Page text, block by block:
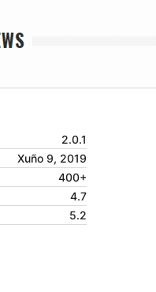
2.0.1
Xuño 9, 2019
400+
4.7
5.2